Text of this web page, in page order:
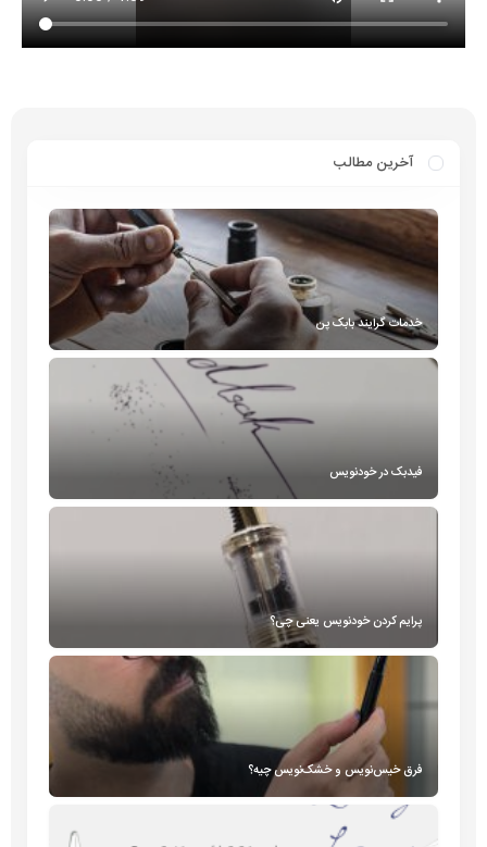
آخرین مطالب
خدمات گرایند بابک پن
فیدبک در خودنویس
پرایم کردن خودنویس یعنی چی؟
فرق خیس‌نویس و خشک‌نویس چیه؟